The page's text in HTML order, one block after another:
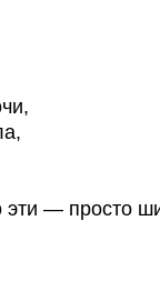
эти — просто